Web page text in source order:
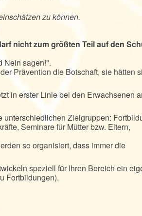
zu können.
nicht zum größten Teil auf den
Nein sagen!".
Prävention die Botschaft, sie hätten
in erster Linie bei den Erwachsenen
unterschiedlichen Zielgruppen:
Seminare für Mütter bzw. Eltern,
so organisiert, dass immer die
speziell für Ihren Bereich ein
Fortbildungen).